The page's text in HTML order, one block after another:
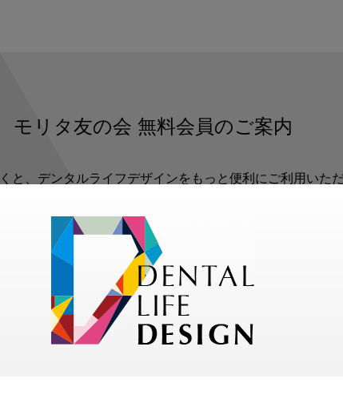
モリタ友の会 無料会員のご案内
と、デンタルライフデザインをもっと便利にご利用いた
メリット